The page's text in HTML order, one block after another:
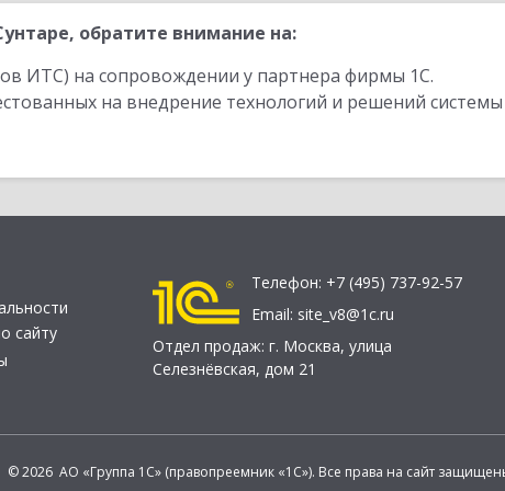
обратите внимание на:
ИТС) на сопровождении у партнера фирмы 1С.
на внедрение технологий и решений
сайту
Телефон: +7 (495) 737-92-57
Email: site_v8@1c.ru
Отдел продаж: г. Москва, улица
Селезнёвская, дом 21
© 2026 АО «Группа 1С» (правопреемник «1С»). Все права на сайт